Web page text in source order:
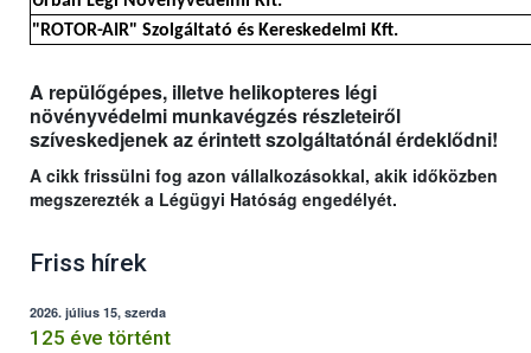
"ROTOR-AIR" Szolgáltató és Kereskedelmi Kft.
A repülőgépes, illetve helikopteres légi
növényvédelmi munkavégzés részleteiről
szíveskedjenek az érintett szolgáltatónál érdeklődni!
A cikk frissülni fog azon vállalkozásokkal, akik időközben
megszerezték a Légügyi Hatóság engedélyét.
Friss hírek
2026. július 15, szerda
125 éve történt